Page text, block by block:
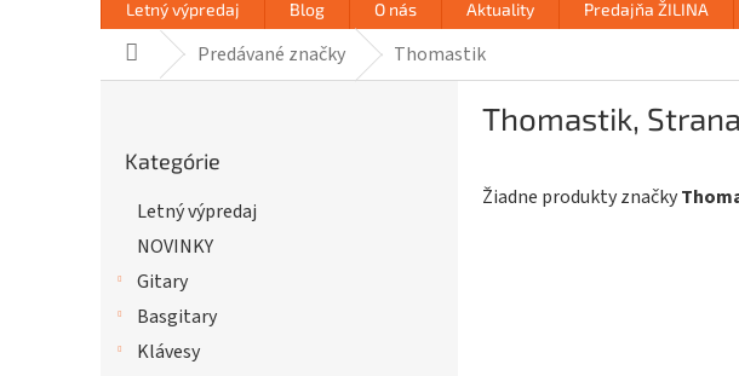
Letný výpredaj Blog O nás Aktuality Predajňa ŽILINA
DomovPredávané značky Thomastik
kategórie
Kategórie
Letný výpredaj
NOVINKY
Gitary
Basgitary
Klávesy
Thomastik,
Žiadne produkty značky